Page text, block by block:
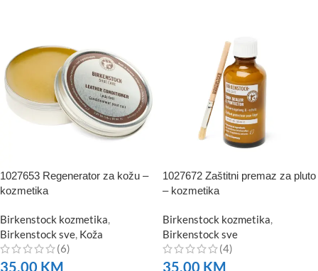
1027653 Regenerator za kožu –
kozmetika
Birkenstock kozmetika,
Birkenstock sve, Koža
(6)
35,00 KM
1027672 Zaštitni premaz za pluto
– kozmetika
Birkenstock kozmetika,
Birkenstock sve
(4)
35,00 KM